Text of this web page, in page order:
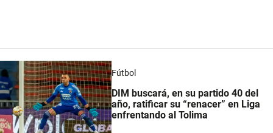
Fútbol
DIM buscará, en su partido 40 del
año, ratificar su “renacer” en Liga
enfrentando al Tolima